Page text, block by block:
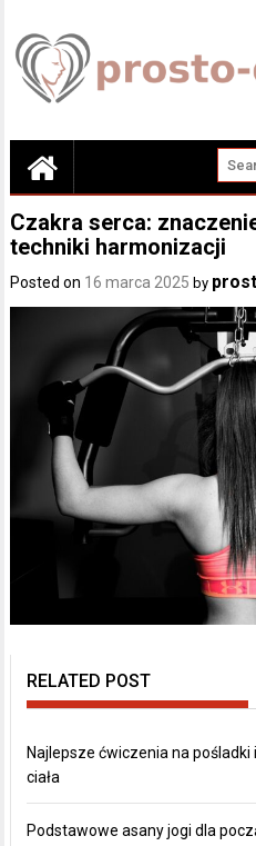
content
Czakra serca:
techniki harmonizacji
Posted on 16 marca 2025 by
RELATED POST
Najlepsze ćwiczenia na
ciała
Podstawowe asany jogi dla